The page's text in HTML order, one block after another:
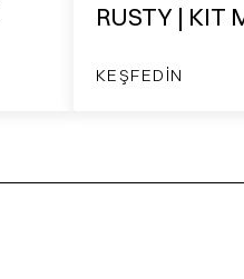
RUSTY | KIT
KEŞFEDIN